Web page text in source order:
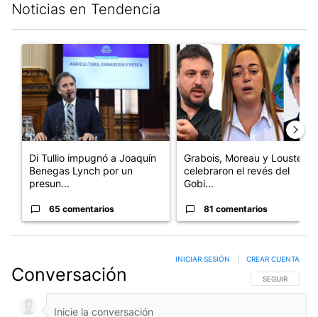
Noticias en Tendencia
Un artículo de tendencia con el título "Di Tullio impugnó a
Di Tullio impugnó a Joaquín
Benegas Lynch por un
presun...
65 comentarios
Un artículo de tendencia con
Grabois, Moreau y Lousteau
celebraron el revés del
Gobi...
81 comentarios
Conversación SIGA ESTA
SEGUIR
INICIAR SESIÓN CREAR CUENTA